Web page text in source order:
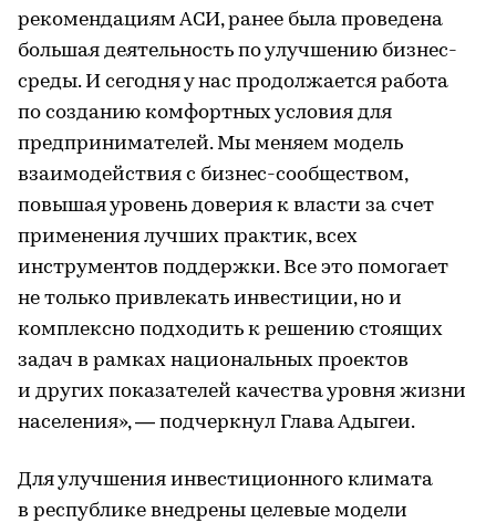
рекомендациям АСИ, ранее была проведена
большая деятельность по улучшению бизнес-
среды. И сегодня у нас продолжается работа
по созданию комфортных условия для
предпринимателей. Мы меняем модель
взаимодействия с бизнес-сообществом,
повышая уровень доверия к власти за счет
применения лучших практик, всех
инструментов поддержки. Все это помогает
не только привлекать инвестиции, но и
комплексно подходить к решению стоящих
задач в рамках национальных проектов
и других показателей качества уровня жизни
населения», — подчеркнул Глава Адыгеи.
Для улучшения инвестиционного климата
в республике внедрены целевые модели